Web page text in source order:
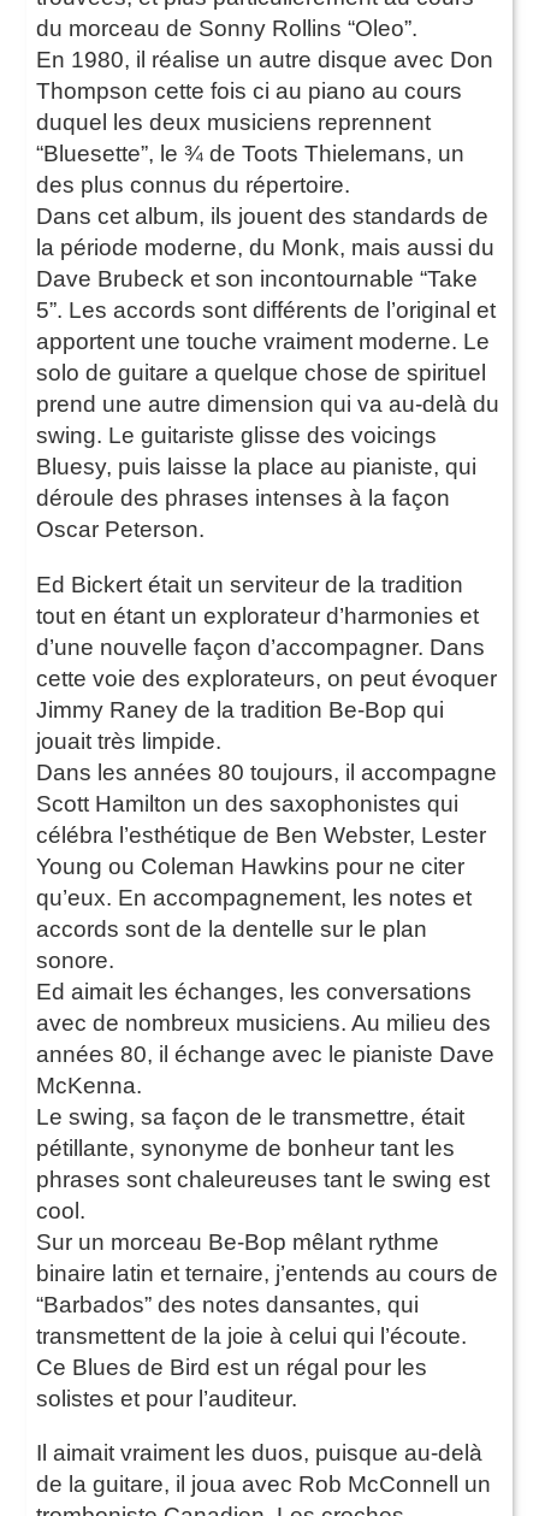
du morceau de Sonny Rollins “Oleo”.
En 1980, il réalise un autre disque avec Don
Thompson cette fois ci au piano au cours
duquel les deux musiciens reprennent
“Bluesette”, le ¾ de Toots Thielemans, un
des plus connus du répertoire.
Dans cet album, ils jouent des standards de
la période moderne, du Monk, mais aussi du
Dave Brubeck et son incontournable “Take
5”. Les accords sont différents de l’original et
apportent une touche vraiment moderne. Le
solo de guitare a quelque chose de spirituel
prend une autre dimension qui va au-delà du
swing. Le guitariste glisse des voicings
Bluesy, puis laisse la place au pianiste, qui
déroule des phrases intenses à la façon
Oscar Peterson.
Ed Bickert était un serviteur de la tradition
tout en étant un explorateur d’harmonies et
d’une nouvelle façon d’accompagner. Dans
cette voie des explorateurs, on peut évoquer
Jimmy Raney de la tradition Be-Bop qui
jouait très limpide.
Dans les années 80 toujours, il accompagne
Scott Hamilton un des saxophonistes qui
célébra l’esthétique de Ben Webster, Lester
Young ou Coleman Hawkins pour ne citer
qu’eux. En accompagnement, les notes et
accords sont de la dentelle sur le plan
sonore.
Ed aimait les échanges, les conversations
avec de nombreux musiciens. Au milieu des
années 80, il échange avec le pianiste Dave
McKenna.
Le swing, sa façon de le transmettre, était
pétillante, synonyme de bonheur tant les
phrases sont chaleureuses tant le swing est
cool.
Sur un morceau Be-Bop mêlant rythme
binaire latin et ternaire, j’entends au cours de
“Barbados” des notes dansantes, qui
transmettent de la joie à celui qui l’écoute.
Ce Blues de Bird est un régal pour les
solistes et pour l’auditeur.
Il aimait vraiment les duos, puisque au-delà
de la guitare, il joua avec Rob McConnell un